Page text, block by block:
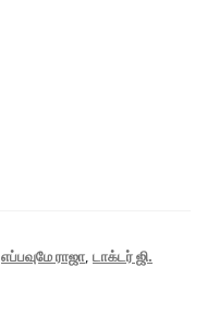
எப்பவுமே ராஜா, டாக்டர் ஜி.